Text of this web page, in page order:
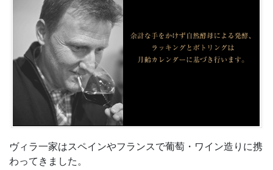
ヴィラ一家はスペインやフランスで葡萄・ワイン造りに携
わってきました。